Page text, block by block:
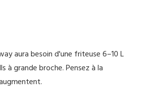
aura besoin d'une friteuse 6–10 L
grande broche. Pensez à la